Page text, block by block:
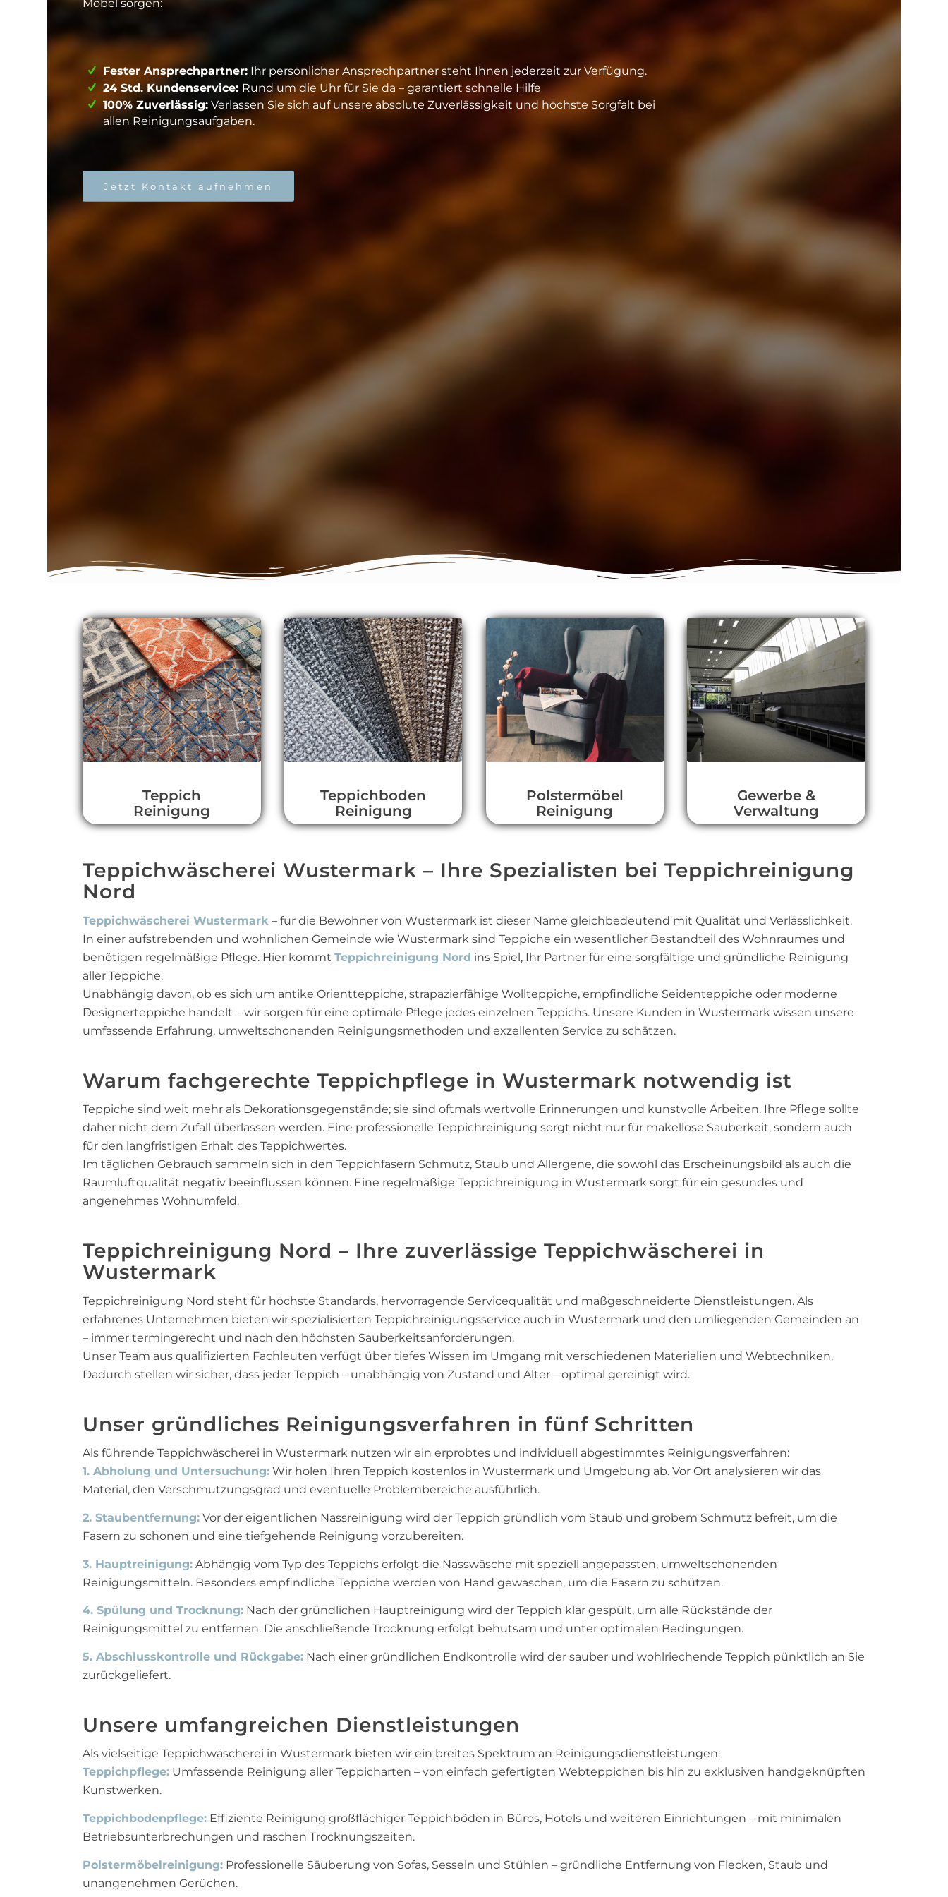
Möbel sorgen:
Fester Ansprechpartner: Ihr persönlicher Ansprechpartner steht Ihnen jederzeit zur Verfügung.
24 Std. Kundenservice: Rund um die Uhr für Sie da – garantiert schnelle Hilfe
100% Zuverlässig: Verlassen Sie sich auf unsere absolute Zuverlässigkeit und höchste Sorgfalt bei
allen Reinigungsaufgaben.
Jetzt Kontakt aufnehmen
Teppich
Reinigung
Teppichboden
Reinigung
Polstermöbel
Reinigung
Gewerbe &
Verwaltung
Teppichwäscherei Wustermark – Ihre Spezialisten bei Teppichreinigung
Nord
Teppichwäscherei Wustermark – für die Bewohner von Wustermark ist dieser Name gleichbedeutend mit Qualität und Verlässlichkeit.
In einer aufstrebenden und wohnlichen Gemeinde wie Wustermark sind Teppiche ein wesentlicher Bestandteil des Wohnraumes und
benötigen regelmäßige Pflege. Hier kommt Teppichreinigung Nord ins Spiel, Ihr Partner für eine sorgfältige und gründliche Reinigung
aller Teppiche.
Unabhängig davon, ob es sich um antike Orientteppiche, strapazierfähige Wollteppiche, empfindliche Seidenteppiche oder moderne
Designerteppiche handelt – wir sorgen für eine optimale Pflege jedes einzelnen Teppichs. Unsere Kunden in Wustermark wissen unsere
umfassende Erfahrung, umweltschonenden Reinigungsmethoden und exzellenten Service zu schätzen.
Warum fachgerechte Teppichpflege in Wustermark notwendig ist
Teppiche sind weit mehr als Dekorationsgegenstände; sie sind oftmals wertvolle Erinnerungen und kunstvolle Arbeiten. Ihre Pflege sollte
daher nicht dem Zufall überlassen werden. Eine professionelle Teppichreinigung sorgt nicht nur für makellose Sauberkeit, sondern auch
für den langfristigen Erhalt des Teppichwertes.
Im täglichen Gebrauch sammeln sich in den Teppichfasern Schmutz, Staub und Allergene, die sowohl das Erscheinungsbild als auch die
Raumluftqualität negativ beeinflussen können. Eine regelmäßige Teppichreinigung in Wustermark sorgt für ein gesundes und
angenehmes Wohnumfeld.
Teppichreinigung Nord – Ihre zuverlässige Teppichwäscherei in
Wustermark
Teppichreinigung Nord steht für höchste Standards, hervorragende Servicequalität und maßgeschneiderte Dienstleistungen. Als
erfahrenes Unternehmen bieten wir spezialisierten Teppichreinigungsservice auch in Wustermark und den umliegenden Gemeinden an
– immer termingerecht und nach den höchsten Sauberkeitsanforderungen.
Unser Team aus qualifizierten Fachleuten verfügt über tiefes Wissen im Umgang mit verschiedenen Materialien und Webtechniken.
Dadurch stellen wir sicher, dass jeder Teppich – unabhängig von Zustand und Alter – optimal gereinigt wird.
Unser gründliches Reinigungsverfahren in fünf Schritten
Als führende Teppichwäscherei in Wustermark nutzen wir ein erprobtes und individuell abgestimmtes Reinigungsverfahren:
1. Abholung und Untersuchung: Wir holen Ihren Teppich kostenlos in Wustermark und Umgebung ab. Vor Ort analysieren wir das
Material, den Verschmutzungsgrad und eventuelle Problembereiche ausführlich.
2. Staubentfernung: Vor der eigentlichen Nassreinigung wird der Teppich gründlich vom Staub und grobem Schmutz befreit, um die
Fasern zu schonen und eine tiefgehende Reinigung vorzubereiten.
3. Hauptreinigung: Abhängig vom Typ des Teppichs erfolgt die Nasswäsche mit speziell angepassten, umweltschonenden
Reinigungsmitteln. Besonders empfindliche Teppiche werden von Hand gewaschen, um die Fasern zu schützen.
4. Spülung und Trocknung: Nach der gründlichen Hauptreinigung wird der Teppich klar gespült, um alle Rückstände der
Reinigungsmittel zu entfernen. Die anschließende Trocknung erfolgt behutsam und unter optimalen Bedingungen.
5. Abschlusskontrolle und Rückgabe: Nach einer gründlichen Endkontrolle wird der sauber und wohlriechende Teppich pünktlich an Sie
zurückgeliefert.
Unsere umfangreichen Dienstleistungen
Als vielseitige Teppichwäscherei in Wustermark bieten wir ein breites Spektrum an Reinigungsdienstleistungen:
Teppichpflege: Umfassende Reinigung aller Teppicharten – von einfach gefertigten Webteppichen bis hin zu exklusiven handgeknüpften
Kunstwerken.
Teppichbodenpflege: Effiziente Reinigung großflächiger Teppichböden in Büros, Hotels und weiteren Einrichtungen – mit minimalen
Betriebsunterbrechungen und raschen Trocknungszeiten.
Polstermöbelreinigung: Professionelle Säuberung von Sofas, Sesseln und Stühlen – gründliche Entfernung von Flecken, Staub und
unangenehmen Gerüchen.